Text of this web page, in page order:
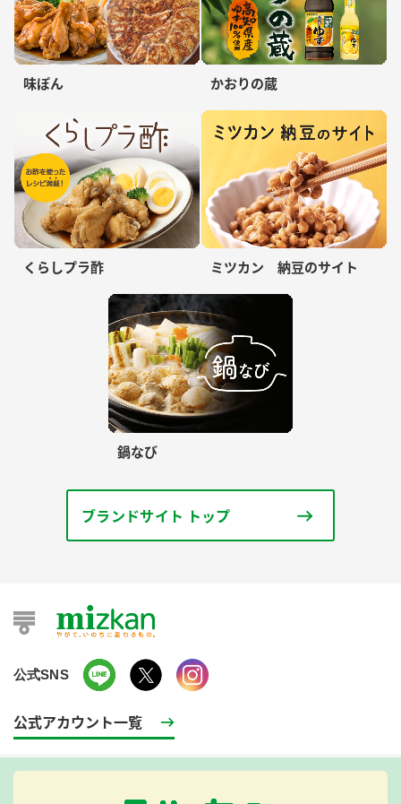
味ぽん かおりの蔵
くらしプラ酢 ミツカン 納豆のサイト
鍋なび
ブランドサイト トップ
公式SNS
公式アカウント一覧